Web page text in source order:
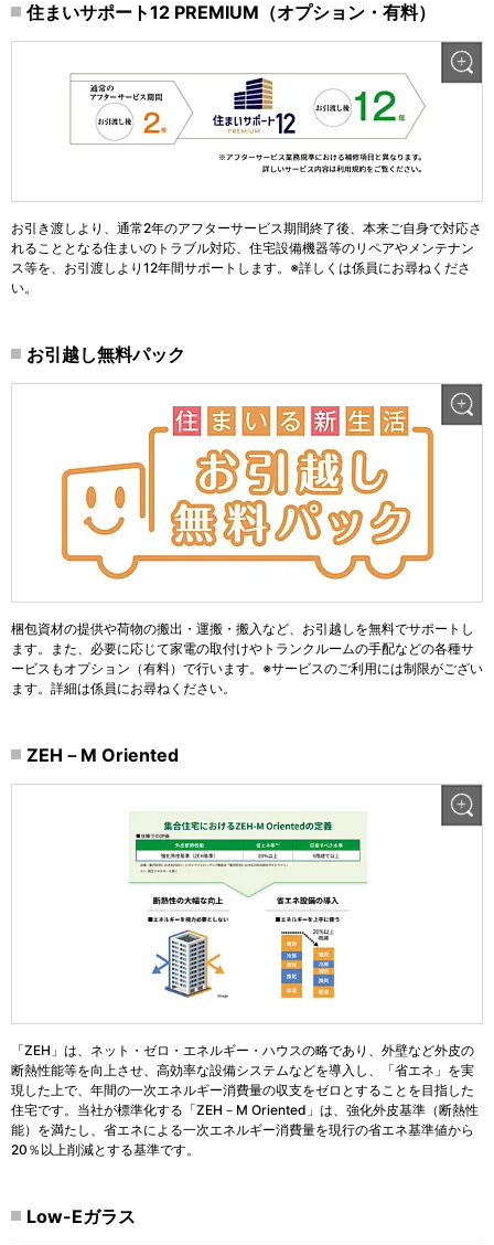
住まいサポート12 PREMIUM（オプション・有料）
お引き渡しより、通常2年のアフターサービス期間終了後、本来ご自身で対応さ
れることとなる住まいのトラブル対応、住宅設備機器等のリペアやメンテナン
ス等を、お引渡しより12年間サポートします。※詳しくは係員にお尋ねくださ
い。
お引越し無料パック
梱包資材の提供や荷物の搬出・運搬・搬入など、お引越しを無料でサポートし
ます。また、必要に応じて家電の取付けやトランクルームの手配などの各種サ
ービスもオプション（有料）で行います。※サービスのご利用には制限がござい
ます。詳細は係員にお尋ねください。
ZEH－M Oriented
「ZEH」は、ネット・ゼロ・エネルギー・ハウスの略であり、外壁など外皮の
断熱性能等を向上させ、高効率な設備システムなどを導入し、「省エネ」を実
現した上で、年間の一次エネルギー消費量の収支をゼロとすることを目指した
住宅です。当社が標準化する「ZEH－M Oriented」は、強化外皮基準（断熱性
能）を満たし、省エネによる一次エネルギー消費量を現行の省エネ基準値から
20％以上削減とする基準です。
Low-Eガラス